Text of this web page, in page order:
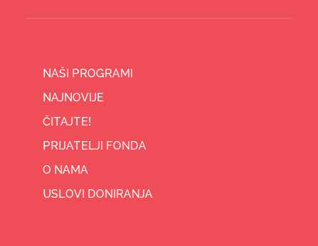
NAŠI PROGRAMI
NAJNOVIJE
ČITAJTE!
PRIJATELJI FONDA
O NAMA
USLOVI DONIRANJA